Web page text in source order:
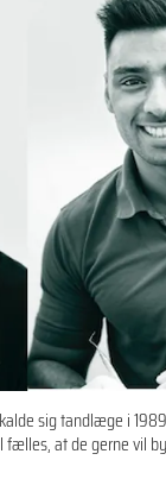
sig tandlæge i
fælles, at de gerne vil